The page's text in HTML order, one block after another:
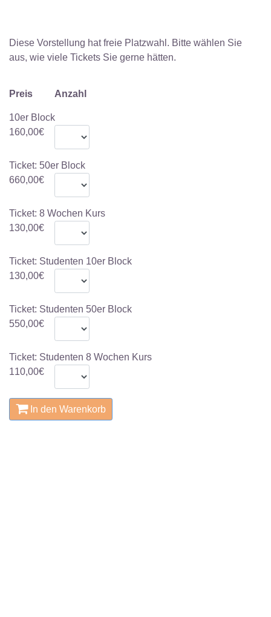
Diese Vorstellung hat freie Platzwahl. Bitte wählen Sie
aus, wie viele Tickets Sie gerne hätten.
Preis Anzahl
10er Block
160,00€
Ticket: 50er Block
660,00€
Ticket: 8 Wochen Kurs
130,00€
Ticket: Studenten 10er Block
130,00€
Ticket: Studenten 50er Block
550,00€
Ticket: Studenten 8 Wochen Kurs
110,00€
In den Warenkorb